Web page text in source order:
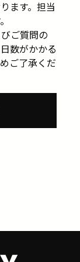
ます。担当
ご質問の
数がかかる
ご了承くだ